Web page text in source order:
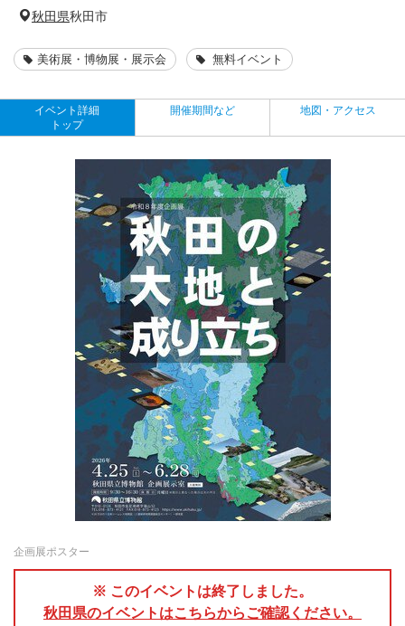
秋田県秋田市
美術展・博物展・展示会 無料イベント
イベント詳細
トップ
開催期間など 地図・アクセス
企画展ポスター
※ このイベントは終了しました。
秋田県のイベントはこちらからご確認ください。